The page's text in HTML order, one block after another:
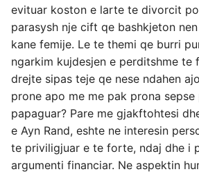
evituar koston e larte te divorcit
parasysh nje cift qe bashkjeton
kane femije. Le te themi qe burri
ngarkim kujdesjen e perditshme te
drejte sipas teje qe nese ndahen
prone apo me me pak prona sepse
papaguar? Pare me gjakftohtesi
e Ayn Rand, eshte ne interesin
te priviligjuar e te forte, ndaj dhe i
argumenti financiar. Ne aspektin